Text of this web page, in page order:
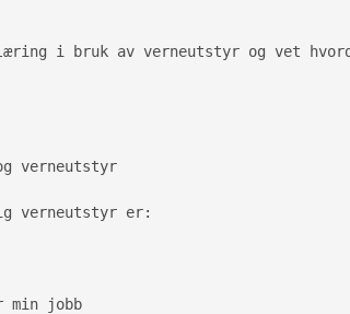
i bruk av verneutstyr og vet
verneutstyr
verneutstyr er:
jobb